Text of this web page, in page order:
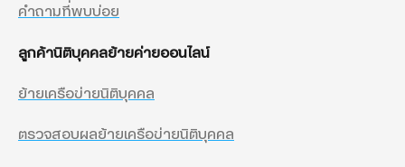
คำถามที่พบบ่อย
ลูกค้านิติบุคคลย้ายค่ายออนไลน์
ย้ายเครือข่ายนิติบุคคล
ตรวจสอบผลย้ายเครือข่ายนิติบุคคล